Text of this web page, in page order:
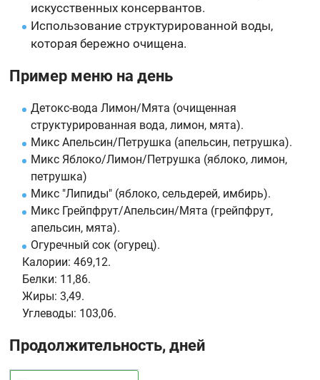
искусственных консервантов.
Использование структурированной воды,
которая бережно очищена.
Пример меню на день
Детокс-вода Лимон/Мята (очищенная
структурированная вода, лимон, мята).
Микс Апельсин/Петрушка (апельсин, петрушка).
Микс Яблоко/Лимон/Петрушка (яблоко, лимон,
петрушка)
Микс "Липиды" (яблоко, сельдерей, имбирь).
Микс Грейпфрут/Апельсин/Мята (грейпфрут,
апельсин, мята).
Огуречный сок (огурец).
Калории: 469,12.
Белки: 11,86.
Жиры: 3,49.
Углеводы: 103,06.
Продолжительность, дней